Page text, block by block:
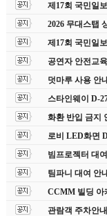
제17회 국민일
2026 무대스탭
제17회 국민일
공연자 안전교
덧마루 사용 안
스타인웨이 D-
화환 반입 금지
로비 LED화면
빔프로젝터 대
팀파니 대여 안
CCMM 빌딩 아
관람객 주차안